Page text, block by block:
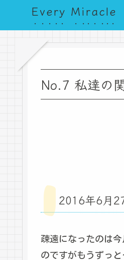
Every Miracle
No.7 私達の
2016年6月
疎遠になったのは
のですがもうずっ